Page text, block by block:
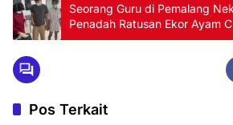
Seorang Guru di Pemalang
Penadah Ratusan Ekor Ayam
Pos Terkait